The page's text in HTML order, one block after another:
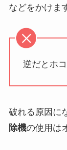
などをかけま
逆だとホ
破れる原因に
除機の使用は